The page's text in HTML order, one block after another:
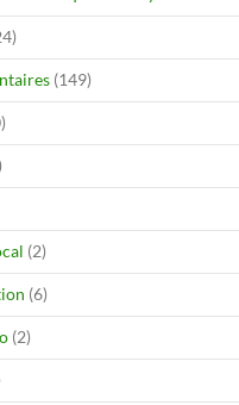
(149)
(2)
(6)
(2)